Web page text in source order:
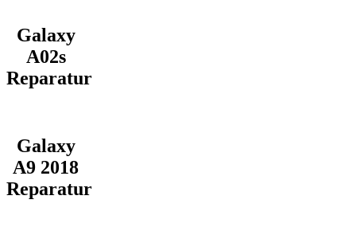
Galaxy
A02s
Reparatur
Galaxy
A9 2018
Reparatur